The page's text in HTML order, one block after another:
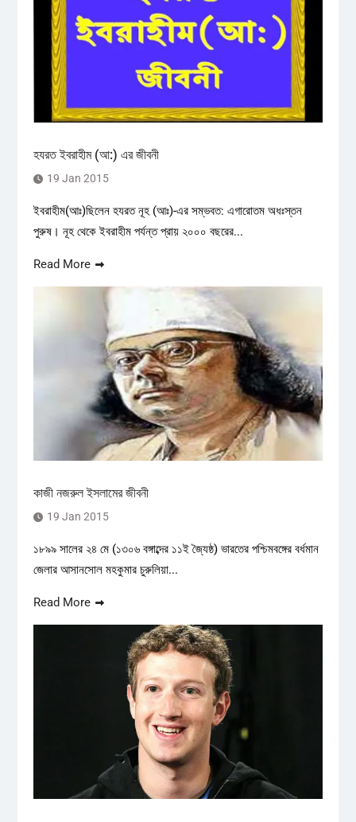
হযরত ইবরাহীম (আ:) এর জীবনী
19 Jan 2015
ইবরাহীম(আঃ)ছিলেন হযরত নূহ (আঃ)-এর সম্ভবত: এগারোতম অধঃস্তন
পুরুষ। নূহ থেকে ইবরাহীম পর্যন্ত প্রায় ২০০০ বছরের...
Read More
কাজী নজরুল ইসলামের জীবনী
19 Jan 2015
১৮৯৯ সালের ২৪ মে (১৩০৬ বঙ্গাব্দের ১১ই জ্যৈষ্ঠ) ভারতের পশ্চিমবঙ্গের বর্ধমান
জেলার আসানসোল মহকুমার চুরুলিয়া...
Read More